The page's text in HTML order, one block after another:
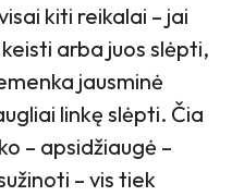
kiti reikalai – jai
arba juos slėpti,
jausminė
linkę slėpti. Čia
– apsidžiaugė –
– vis tiek